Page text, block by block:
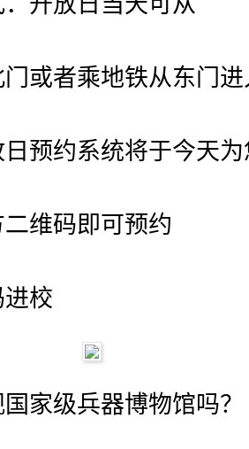
者乘地铁从东门进
约系统将于今天为
维码即可预约
校
级兵器博物馆吗？